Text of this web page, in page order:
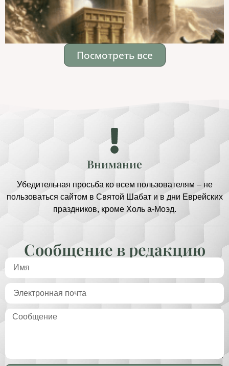
Посмотреть все
Внимание
Убедительная просьба ко всем пользователям – не
пользоваться сайтом в Святой Шабат и в дни Еврейских
праздников, кроме Холь а-Моэд.
Сообщение в редакцию